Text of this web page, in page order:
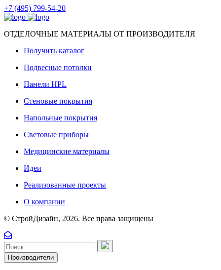
+7 (495) 799-54-20
ОТДЕЛОЧНЫЕ МАТЕРИАЛЫ ОТ ПРОИЗВОДИТЕЛЯ
Получить каталог
Подвесные потолки
Панели HPL
Стеновые покрытия
Напольные покрытия
Световые приборы
Медицинские материалы
Идеи
Реализованные проекты
О компании
© СтройДизайн, 2026. Все права защищены
Производители